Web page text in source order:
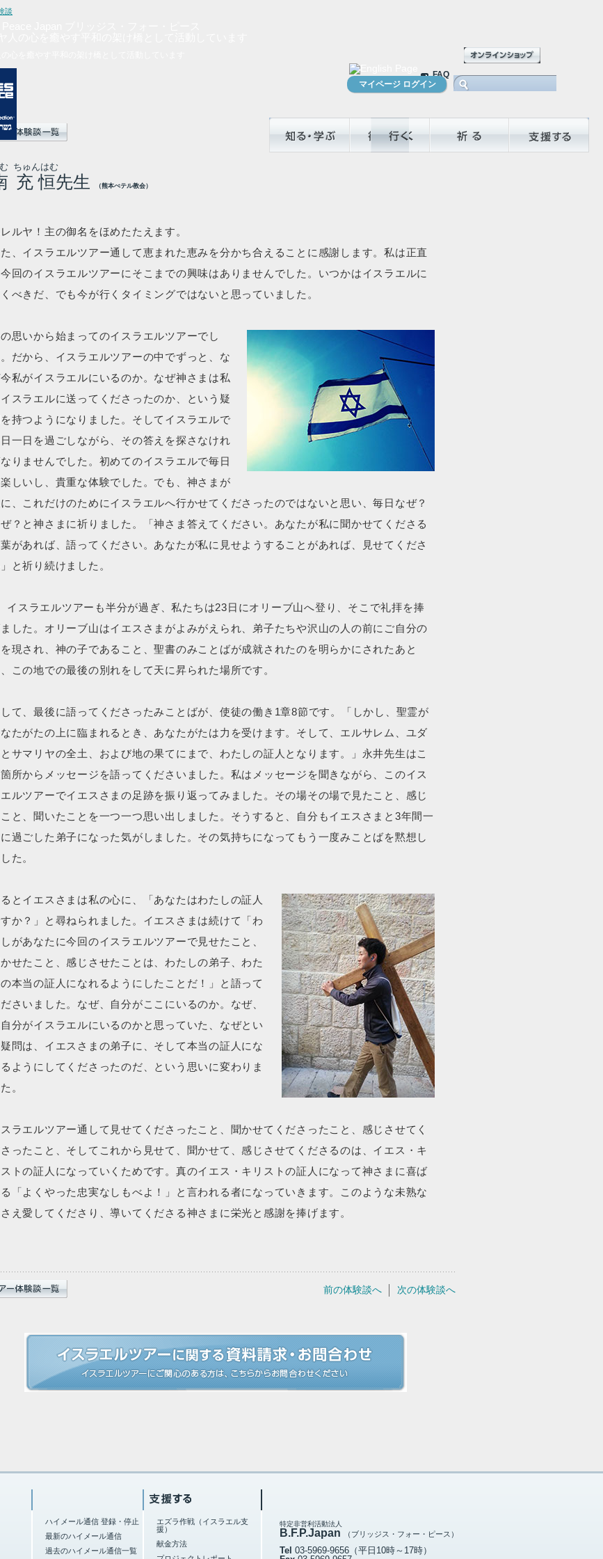
心を癒やす平和の架け橋として活動しています
マイページ ログイン
談
FAQ
前の体験談へ 次の体験談へ
充恒
ちゅんはむ
先生 （熊本べテル教会）
ルヤ！主の御名をほめたたえます。
た、イスラエルツアー通して恵まれた恵みを分かち合えることに感謝します。私は正直
回のイスラエルツアーにそこまでの興味はありませんでした。いつかはイスラエルに
べきだ、でも今が行くタイミングではないと思っていました。
思いから始まってのイスラエルツアーでし
だから、イスラエルツアーの中でずっと、な
私がイスラエルにいるのか。なぜ神さまは私
スラエルに送ってくださったのか、という疑
持つようになりました。そしてイスラエルで
一日を過ごしながら、その答えを探さなけれ
りませんでした。初めてのイスラエルで毎日
しいし、貴重な体験でした。でも、神さまが
、これだけのためにイスラエルへ行かせてくださったのではないと思い、毎日なぜ？
？と神さまに祈りました。「神さま答えてください。あなたが私に聞かせてくださる
があれば、語ってください。あなたが私に見せようすることがあれば、見せてくださ
と祈り続けました。
イスラエルツアーも半分が過ぎ、私たちは23日にオリーブ山へ登り、そこで礼拝を捧
した。オリーブ山はイエスさまがよみがえられ、弟子たちや沢山の人の前にご自分の
現され、神の子であること、聖書のみことばが成就されたのを明らかにされたあと
この地での最後の別れをして天に昇られた場所です。
て、最後に語ってくださったみことばが、使徒の働き1章8節です。「しかし、聖霊が
たがたの上に臨まれるとき、あなたがたは力を受けます。そして、エルサレム、ユダ
サマリヤの全土、および地の果てにまで、わたしの証人となります。」永井先生はこ
所からメッセージを語ってくださいました。私はメッセージを聞きながら、このイス
ルツアーでイエスさまの足跡を振り返ってみました。その場その場で見たこと、感じ
と、聞いたことを一つ一つ思い出しました。そうすると、自分もイエスさまと3年間一
過ごした弟子になった気がしました。その気持ちになってもう一度みことばを黙想し
た。
とイエスさまは私の心に、「あなたはわたしの証人
か？」と尋ねられました。イエスさまは続けて「わ
があなたに今回のイスラエルツアーで見せたこと、
せたこと、感じさせたことは、わたしの弟子、わた
の本当の証人になれるようにしたことだ！」と語って
ださいました。なぜ、自分がここにいるのか。なぜ、
分がイスラエルにいるのかと思っていた、なぜとい
問は、イエスさまの弟子に、そして本当の証人にな
ようにしてくださったのだ、という思いに変わりま
。
ラエルツアー通して見せてくださったこと、聞かせてくださったこと、感じさせてく
ったこと、そしてこれから見せて、聞かせて、感じさせてくださるのは、イエス・キ
ストの証人になっていくためです。真のイエス・キリストの証人になって神さまに喜ば
「よくやった忠実なしもべよ！」と言われる者になっていきます。このような未熟な
え愛してくださり、導いてくださる神さまに栄光と感謝を捧げます。
前の体験談へ 次の体験談へ
ハイメール通信 登録・停止
最新のハイメール通信
過去のハイメール通信一覧
エズラ作戦（イスラエル支
援）
献金方法
特定非営利活動法人
B.F.P.Japan （ブリッジス・フォー・ピース）
Tel 03-5969-9656 （平日10時～17時）